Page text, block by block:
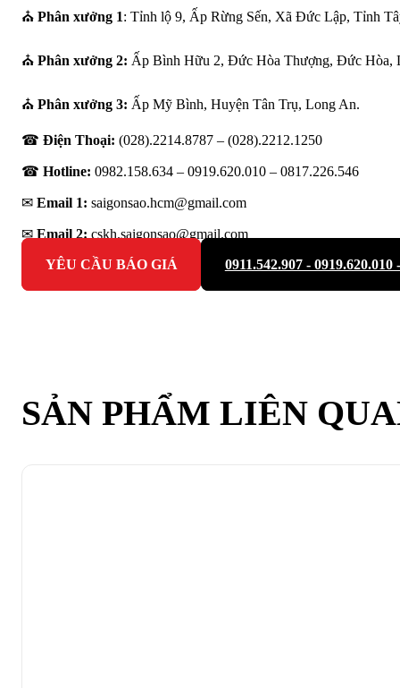
⛪ Phân xưởng 1: Tỉnh lộ 9, Ấp Rừng Sến, Xã Đức Lập, Tỉnh
⛪ Phân xưởng 2: Ấp Bình Hữu 2, Đức Hòa Thượng, Đức Hòa,
⛪ Phân xưởng 3: Ấp Mỹ Bình, Huyện Tân Trụ, Long An.
☎ Điện Thoại: (028).2214.8787 – (028).2212.1250
☎ Hotline: 0982.158.634 – 0919.620.010 – 0817.226.546
✉ Email 1: saigonsao.hcm@gmail.com
✉ Email 2: cskh.saigonsao@gmail.com
YÊU CẦU BÁO GIÁ
0911.542.907 - 0919.620.010
SẢN PHẨM LIÊN